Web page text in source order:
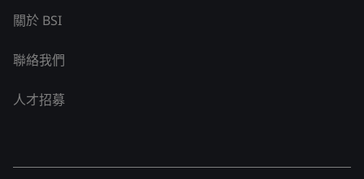
關於 BSI
聯絡我們
人才招募